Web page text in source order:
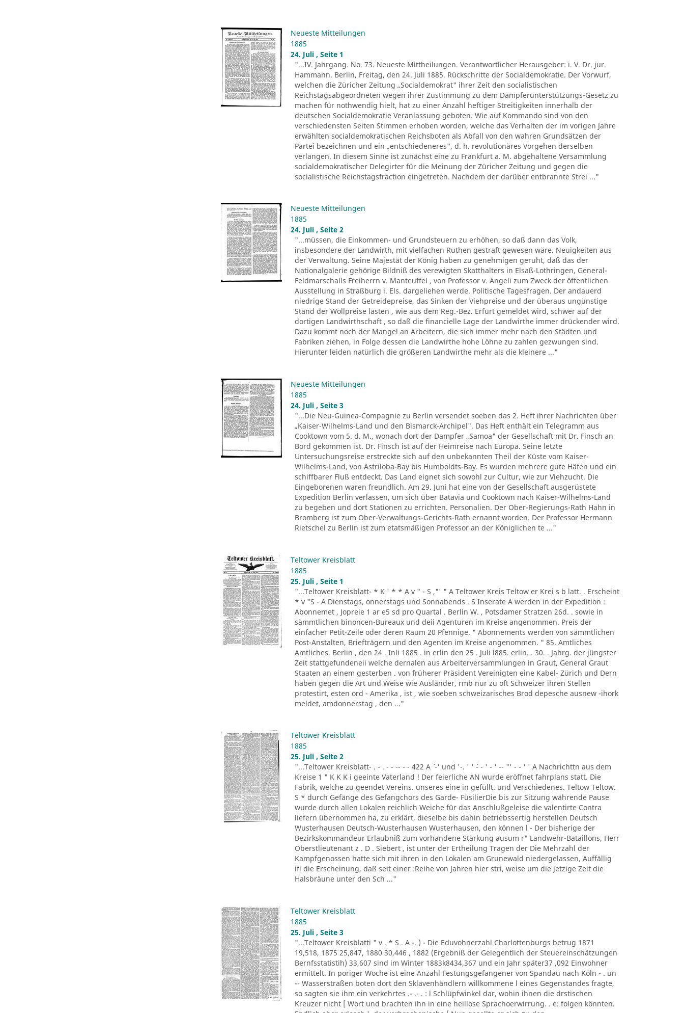
Neueste Mitteilungen
1885
24. Juli , Seite 1
"...IV. Jahrgang. No. 73. Neueste Mittheilungen. Verantwortlicher Herausgeber: i. V. Dr. jur.
Hammann. Berlin, Freitag, den 24. Juli 1885. Rückschritte der Socialdemokratie. Der Vorwurf,
welchen die Züricher Zeitung „Socialdemokrat" ihrer Zeit den socialistischen
Reichstagsabgeordneten wegen ihrer Zustimmung zu dem Dampferunterstützungs-Gesetz zu
machen für nothwendig hielt, hat zu einer Anzahl heftiger Streitigkeiten innerhalb der
deutschen Socialdemokratie Veranlassung geboten. Wie auf Kommando sind von den
verschiedensten Seiten Stimmen erhoben worden, welche das Verhalten der im vorigen Jahre
erwählten socialdemokratischen Reichsboten als Abfall von den wahren Grundsätzen der
Partei bezeichnen und ein „entschiedeneres", d. h. revolutionäres Vorgehen derselben
verlangen. In diesem Sinne ist zunächst eine zu Frankfurt a. M. abgehaltene Versammlung
socialdemokratischer Delegirter für die Meinung der Züricher Zeitung und gegen die
socialistische Reichstagsfraction eingetreten. Nachdem der darüber entbrannte Strei ..."
Neueste Mitteilungen
1885
24. Juli , Seite 2
"...müssen, die Einkommen- und Grundsteuern zu erhöhen, so daß dann das Volk,
insbesondere der Landwirth, mit vielfachen Ruthen gestraft gewesen wäre. Neuigkeiten aus
der Verwaltung. Seine Majestät der König haben zu genehmigen geruht, daß das der
Nationalgalerie gehörige Bildniß des verewigten Skatthalters in Elsaß-Lothringen, General-
Feldmarschalls Freiherrn v. Manteuffel , von Professor v. Angeli zum Zweck der öffentlichen
Ausstellung in Straßburg i. Els. dargeliehen werde. Politische Tagesfragen. Der andauerd
niedrige Stand der Getreidepreise, das Sinken der Viehpreise und der überaus ungünstige
Stand der Wollpreise lasten , wie aus dem Reg.-Bez. Erfurt gemeldet wird, schwer auf der
dortigen Landwirthschaft , so daß die financielle Lage der Landwirthe immer drückender wird.
Dazu kommt noch der Mangel an Arbeitern, die sich immer mehr nach den Städten und
Fabriken ziehen, in Folge dessen die Landwirthe hohe Löhne zu zahlen gezwungen sind.
Hierunter leiden natürlich die größeren Landwirthe mehr als die kleinere ..."
Neueste Mitteilungen
1885
24. Juli , Seite 3
"...Die Neu-Guinea-Compagnie zu Berlin versendet soeben das 2. Heft ihrer Nachrichten über
„Kaiser-Wilhelms-Land und den Bismarck-Archipel". Das Heft enthält ein Telegramm aus
Cooktown vom 5. d. M., wonach dort der Dampfer „Samoa" der Gesellschaft mit Dr. Finsch an
Bord gekommen ist. Dr. Finsch ist auf der Heimreise nach Europa. Seine letzte
Untersuchungsreise erstreckte sich auf den unbekannten Theil der Küste vom Kaiser-
Wilhelms-Land, von Astriloba-Bay bis Humboldts-Bay. Es wurden mehrere gute Häfen und ein
schiffbarer Fluß entdeckt. Das Land eignet sich sowohl zur Cultur, wie zur Viehzucht. Die
Eingeborenen waren freundlich. Am 29. Juni hat eine von der Gesellschaft ausgerüstete
Expedition Berlin verlassen, um sich über Batavia und Cooktown nach Kaiser-Wilhelms-Land
zu begeben und dort Stationen zu errichten. Personalien. Der Ober-Regierungs-Rath Hahn in
Bromberg ist zum Ober-Verwaltungs-Gerichts-Rath ernannt worden. Der Professor Hermann
Rietschel zu Berlin ist zum etatsmäßigen Professor an der Königlichen te ..."
Teltower Kreisblatt
1885
25. Juli , Seite 1
"...Teltower Kreisblatt- * K ' * * A v " - S ,"' " A Teltower Kreis Teltow er Krei s b latt. . Erscheint
* v "S - A Dienstags, onnerstags und Sonnabends . S Inserate A werden in der Expedition :
Abonnemet , Jopreie 1 ar e5 sd pro Quartal . Berlin W. , Potsdamer Stratzen 26d. . sowie in
sämmtlichen binoncen-Bureaux und deii Agenturen im Kreise angenommen. Preis der
einfacher Petit-Zeile oder deren Raum 20 Pfennige. " Abonnements werden von sämmtlichen
Post-Anstalten, Briefträgern und den Agenten im Kreise angenommen. " 85. Amtliches
Amtliches. Berlin , den 24 . Inli 1885 . in erlin den 25 . Juli l885. erlin. . 30. . Jahrg. der jüngster
Zeit stattgefundeneii welche dernalen aus Arbeiterversammlungen in Graut, General Graut
Staaten an einem gesterben . von früherer Präsident Vereinigten eine Kabel- Zürich und Dern
haben gegen die Art und Weise wie Ausländer, rmb nur zu oft Schweizer ihren Stellen
protestirt, esten ord - Amerika , ist , wie soeben schweizarisches Brod depesche ausnew -ihork
meldet, amdonnerstag , den ..."
Teltower Kreisblatt
1885
25. Juli , Seite 2
"...Teltower Kreisblatt- . - . - - -- - - 422 A ´ -' und '-. ' ' ´- - ' - ' -- "' - - ' ' A Nachrichttn aus dem
Kreise 1 " K K K i geeinte Vaterland ! Der feierliche AN wurde eröffnet fahrplans statt. Die
Fabrik, welche zu geendet Vereins. unseres eine in gefüllt. und Verschiedenes. Teltow Teltow.
S * durch Gefänge des Gefangchors des Garde- FüsilierDie bis zur Sitzung währende Pause
wurde durch allen Lokalen reichlich Weiche für das Anschlußgeleise die valentirte Contra
liefern übernommen ha, zu erklärt, dieselbe bis dahin betriebssertig herstellen Deutsch
Wusterhausen Deutsch-Wusterhausen Wusterhausen, den können l - Der bisherige der
Bezirkskommandeur Erlaubniß zum vorhandene Stärkung ausum r" Landwehr-Bataillons, Herr
Oberstlieutenant z . D . Siebert , ist unter der Ertheilung Tragen der Die Mehrzahl der
Kampfgenossen hatte sich mit ihren in den Lokalen am Grunewald niedergelassen, Auffällig
ifi die Erscheinung, daß seit einer :Reihe von Jahren hier stri, weise um die jetzige Zeit die
Halsbräune unter den Sch ..."
Teltower Kreisblatt
1885
25. Juli , Seite 3
"...Teltower Kreisblatti " v . * S . A -. ) - Die Eduvohnerzahl Charlottenburgs betrug 1871
19,518, 1875 25,847, 1880 30,446 , 1882 (Ergebniß der Gelegentlich der Steuereinschätzungen
Bernfsstatistih) 33,607 sind im Winter 1883k8434,367 und ein Jahr später37 ,092 Einwohner
ermittelt. In poriger Woche ist eine Anzahl Festungsgefangener von Spandau nach Köln - . un
-- Wasserstraßen boten dort den Sklavenhändlern willkommene l eines Gegenstandes fragte,
so sagten sie ihm ein verkehrtes .- .- . : l Schlüpfwinkel dar, wohin ihnen die drstischen
Kreuzer nicht [ Wort und brachten ihn in eine heillose Sprachoerwirrung. . e: folgen könnten.